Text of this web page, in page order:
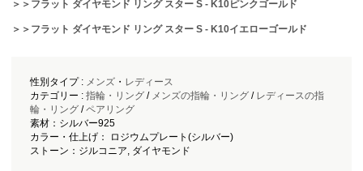
＞＞フラット ダイヤモンド リング スター S - K10ピンクゴールド
＞＞フラット ダイヤモンド リング スター S - K10イエローゴールド
性別タイプ : メンズ・ レディース
カテゴリー : 指輪・リング/ メンズの指輪・リング/ レディースの指
輪・リング/ペアリング
素材：シルバー925
カラー・仕上げ： ロジウムプレート(シルバー)
ストーン：ジルコニア, ダイヤモンド